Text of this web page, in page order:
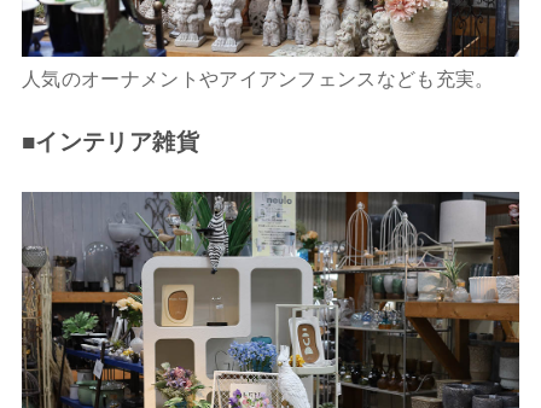
人気のオーナメントやアイアンフェンスなども充実。
■インテリア雑貨